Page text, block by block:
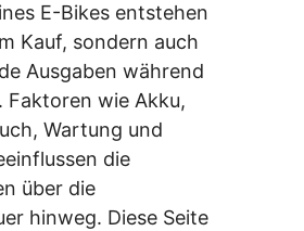
E-Bikes entstehen
Kauf, sondern auch
Ausgaben während
Faktoren wie Akku,
Wartung und
die
über die
hinweg. Diese Seite